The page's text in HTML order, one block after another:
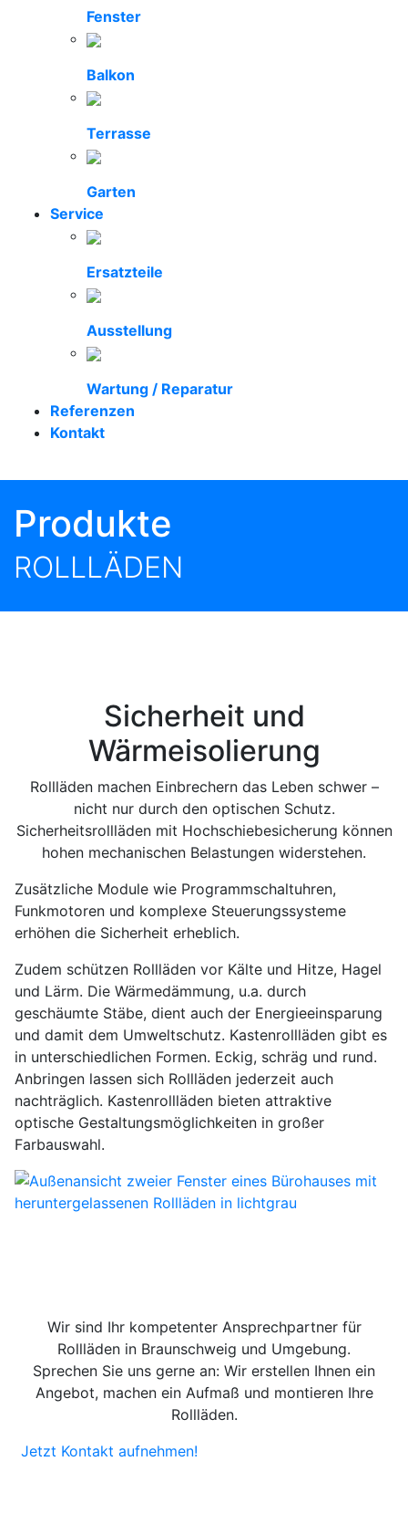
Fenster
Balkon
Terrasse
Garten
Service
Ersatzteile
Ausstellung
Wartung / Reparatur
Referenzen
Kontakt
Produkte
ROLLLÄDEN
Sicherheit und
Wärmeisolierung
Rollläden machen Einbrechern das Leben schwer –
nicht nur durch den optischen Schutz.
Sicherheitsrollläden mit Hochschiebesicherung können
hohen mechanischen Belastungen widerstehen.
Zusätzliche Module wie Programmschaltuhren,
Funkmotoren und komplexe Steuerungssysteme
erhöhen die Sicherheit erheblich.
Zudem schützen Rollläden vor Kälte und Hitze, Hagel
und Lärm. Die Wärmedämmung, u.a. durch
geschäumte Stäbe, dient auch der Energieeinsparung
und damit dem Umweltschutz. Kastenrollläden gibt es
in unterschiedlichen Formen. Eckig, schräg und rund.
Anbringen lassen sich Rollläden jederzeit auch
nachträglich. Kastenrollläden bieten attraktive
optische Gestaltungsmöglichkeiten in großer
Farbauswahl.
Wir sind Ihr kompetenter Ansprechpartner für
Rollläden in Braunschweig und Umgebung.
Sprechen Sie uns gerne an: Wir erstellen Ihnen ein
Angebot, machen ein Aufmaß und montieren Ihre
Rollläden.
Jetzt Kontakt aufnehmen!